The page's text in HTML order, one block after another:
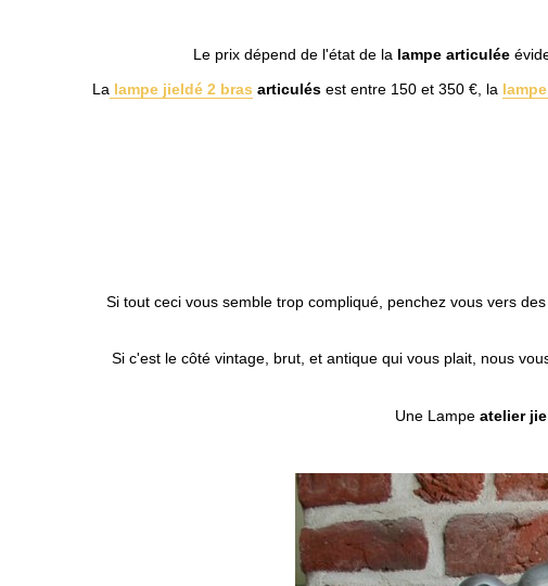
Le prix dépend de l'état de la lampe articulée
La lampe jieldé 2 bras articulés est entre 150 et 350 €, la
Si tout ceci vous semble trop compliqué, penchez vous vers des
Si c'est le côté vintage, brut, et antique qui vous plait, nous
Une Lampe atelier